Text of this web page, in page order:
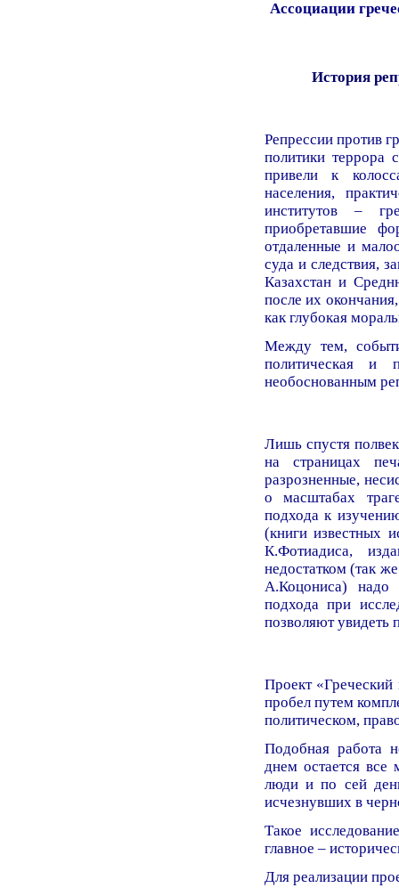
Ассоциации
История
Репрессии против
политики террора
привели к
населения,
институтов –
приобретавшие
отдаленные и
суда и следствия,
Казахстан и
после их
как глубокая
Между тем,
политическая и
необоснованным
Лишь спустя
на страницах
разрозненные,
о масштабах
подхода к
(книги известных
К.Фотиадиса,
недостатком (так
А.Коцониса) надо
подхода при
позволяют увидеть
Проект «Греческий
пробел путем
политическом,
Подобная работа
днем остается все
люди и по сей
исчезнувших в
Такое
главное –
Для реализации